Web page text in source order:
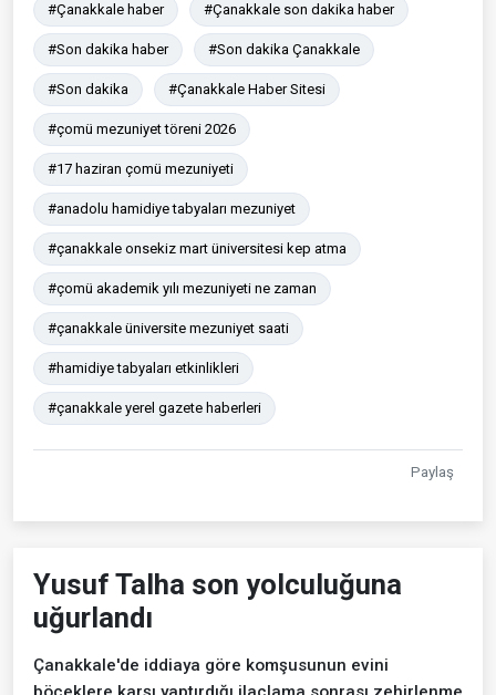
#Çanakkale haber #Çanakkale son dakika haber
#Son dakika haber #Son dakika Çanakkale
#Son dakika #Çanakkale Haber Sitesi
#çomü mezuniyet töreni 2026
#17 haziran çomü mezuniyeti
#anadolu hamidiye tabyaları mezuniyet
#çanakkale onsekiz mart üniversitesi kep atma
#çomü akademik yılı mezuniyeti ne zaman
#çanakkale üniversite mezuniyet saati
#hamidiye tabyaları etkinlikleri
#çanakkale yerel gazete haberleri
Paylaş
Yusuf Talha son yolculuğuna
uğurlandı
Çanakkale'de iddiaya göre komşusunun evini